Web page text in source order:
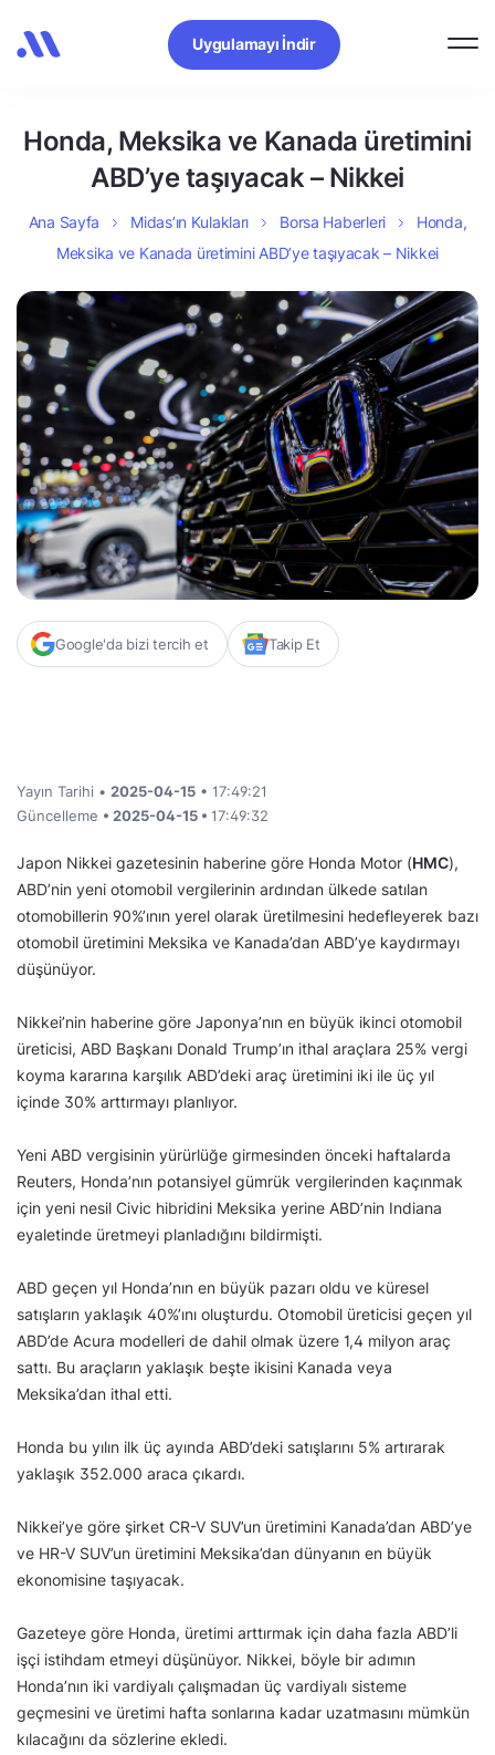
Uygulamayı İndir
Honda, Meksika ve Kanada üretimini
ABD’ye taşıyacak – Nikkei
Ana Sayfa Midas’ın Kulakları Borsa Haberleri
Honda,
Meksika ve Kanada üretimini ABD’ye taşıyacak – Nikkei
Google'da bizi tercih et Takip Et
Yayın Tarihi • 2025-04-15 • 17:49:21
Güncelleme • 2025-04-15 • 17:49:32
Japon Nikkei gazetesinin haberine göre Honda Motor (HMC),
ABD’nin yeni otomobil vergilerinin ardından ülkede satılan
otomobillerin 90%’ının yerel olarak üretilmesini hedefleyerek bazı
otomobil üretimini Meksika ve Kanada’dan ABD’ye kaydırmayı
düşünüyor.
Nikkei’nin haberine göre Japonya’nın en büyük ikinci otomobil
üreticisi, ABD Başkanı Donald Trump’ın ithal araçlara 25% vergi
koyma kararına karşılık ABD’deki araç üretimini iki ile üç yıl
içinde 30% arttırmayı planlıyor.
Yeni ABD vergisinin yürürlüğe girmesinden önceki haftalarda
Reuters, Honda’nın potansiyel gümrük vergilerinden kaçınmak
için yeni nesil Civic hibridini Meksika yerine ABD’nin Indiana
eyaletinde üretmeyi planladığını bildirmişti.
ABD geçen yıl Honda’nın en büyük pazarı oldu ve küresel
satışların yaklaşık 40%’ını oluşturdu. Otomobil üreticisi geçen yıl
ABD’de Acura modelleri de dahil olmak üzere 1,4 milyon araç
sattı. Bu araçların yaklaşık beşte ikisini Kanada veya
Meksika’dan ithal etti.
Honda bu yılın ilk üç ayında ABD’deki satışlarını 5% artırarak
yaklaşık 352.000 araca çıkardı.
Nikkei’ye göre şirket CR-V SUV’un üretimini Kanada’dan ABD’ye
ve HR-V SUV’un üretimini Meksika’dan dünyanın en büyük
ekonomisine taşıyacak.
Gazeteye göre Honda, üretimi arttırmak için daha fazla ABD’li
işçi istihdam etmeyi düşünüyor. Nikkei, böyle bir adımın
Honda’nın iki vardiyalı çalışmadan üç vardiyalı sisteme
geçmesini ve üretimi hafta sonlarına kadar uzatmasını mümkün
kılacağını da sözlerine ekledi.